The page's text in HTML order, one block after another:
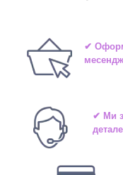
✔
✔ Ми